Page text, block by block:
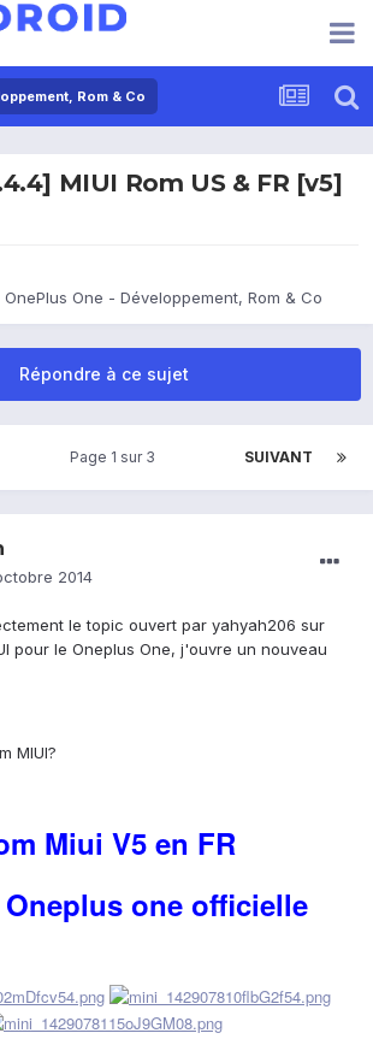
Rom & Co
MIUI Rom US & FR [v5]
OnePlus One - Développement, Rom & Co
Répondre à ce sujet
SUIVANT
Page 1 sur 3
2014
le topic ouvert par yahyah206 sur
pour le Oneplus One, j'ouvre un nouveau
MIUI?
Miui V5 en FR
one officielle